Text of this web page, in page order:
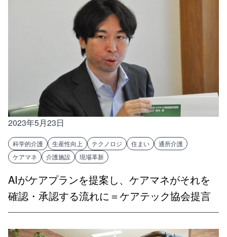
2023年5月23日
科学的介護 生産性向上 テクノロジ 住まい
通所介護
ケアマネ
介護施設 現場革新
AIがケアプランを提案し、ケアマネがそれを
確認・承認する流れに＝ケアテック協会提言